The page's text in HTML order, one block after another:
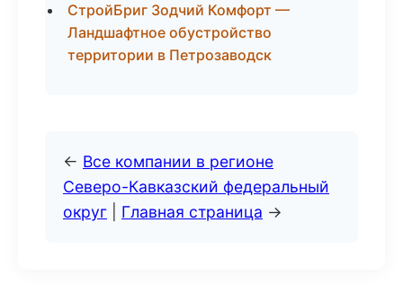
СтройБриг Зодчий Комфорт —
Ландшафтное обустройство
территории в Петрозаводск
← Все компании в регионе
Северо-Кавказский федеральный
округ
Главная страница →